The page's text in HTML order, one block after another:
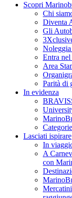
Scopri
Chi
Diventa
Gli
Entra nel
Area
Parità di
In evidenza
Lasciati ispirare
In
A
con